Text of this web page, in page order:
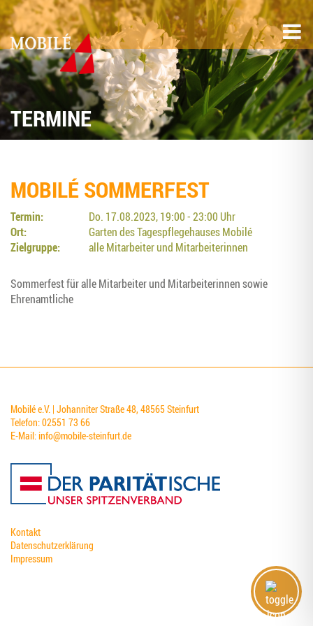
TERMINE
MOBILÉ SOM­MER­FEST
Termin:
Do. 17.08.2023, 19:00 - 23:00 Uhr
Ort:
Garten des Tagespflegehauses Mobilé
Zielgruppe:
alle Mitarbeiter und Mitarbeiterinnen
Som­mer­fest für alle Mit­ar­bei­ter und Mit­ar­bei­te­rin­nen sowie
Ehrenamtliche
Mobilé e.V. | Johanniter Straße 48, 48565 Steinfurt
Telefon: 02551 73 66
E-Mail:info@mobile-steinfurt.de
Kontakt
Datenschutzerklärung
Impressum